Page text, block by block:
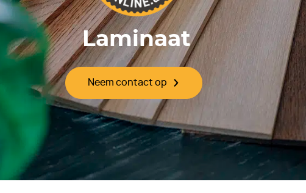
Laminaat
Neem contact op